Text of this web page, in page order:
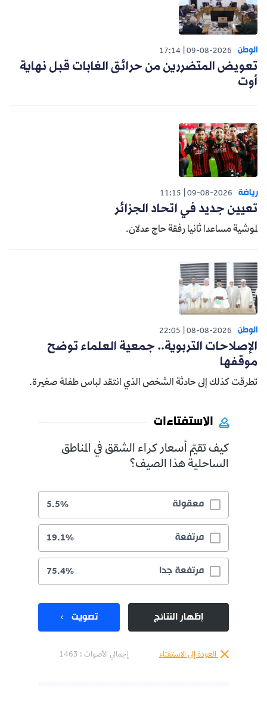
الوطن 09-08-2026
17:14
تعويض المتضررين من حرائق الغابات قبل نهاية
أوت
رياضة 09-08-2026
11:15
تعيين جديد في اتحاد الجزائر
لموشية مساعدا ثانيا رفقة حاج عدلان.
الوطن 08-08-2026
22:05
الإصلاحات التربوية.. جمعية العلماء توضح
موقفها
تطرقت كذلك إلى حادثة الشخص الذي انتقد لباس طفلة صغيرة.
الاستفتاءات
كيف تقيّم أسعار كراء الشقق في المناطق
الساحلية هذا الصيف؟
معقولة 5.5%
مرتفعة 19.1%
مرتفعة جدا 75.4%
إظهار النتائج تصويت
العودة إلى الاستفتاء إجمالي الأصوات : 1463